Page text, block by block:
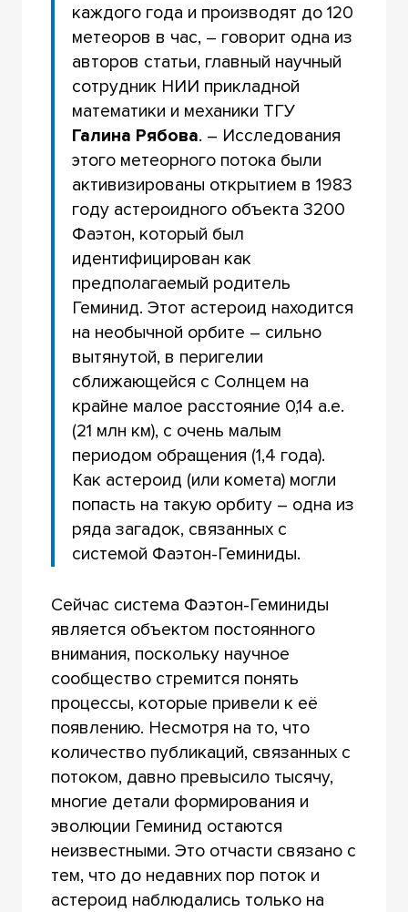
каждого года и производят до 120
метеоров в час, – говорит одна из
авторов статьи, главный научный
сотрудник НИИ прикладной
математики и механики ТГУ
Галина Рябова. – Исследования
этого метеорного потока были
активизированы открытием в 1983
году астероидного объекта 3200
Фаэтон, который был
идентифицирован как
предполагаемый родитель
Геминид. Этот астероид находится
на необычной орбите – сильно
вытянутой, в перигелии
сближающейся с Солнцем на
крайне малое расстояние 0,14 а.е.
(21 млн км), с очень малым
периодом обращения (1,4 года).
Как астероид (или комета) могли
попасть на такую орбиту – одна из
ряда загадок, связанных с
системой Фаэтон-Геминиды.
Сейчас система Фаэтон-Геминиды
является объектом постоянного
внимания, поскольку научное
сообщество стремится понять
процессы, которые привели к её
появлению. Несмотря на то, что
количество публикаций, связанных с
потоком, давно превысило тысячу,
многие детали формирования и
эволюции Геминид остаются
неизвестными. Это отчасти связано с
тем, что до недавних пор поток и
астероид наблюдались только на